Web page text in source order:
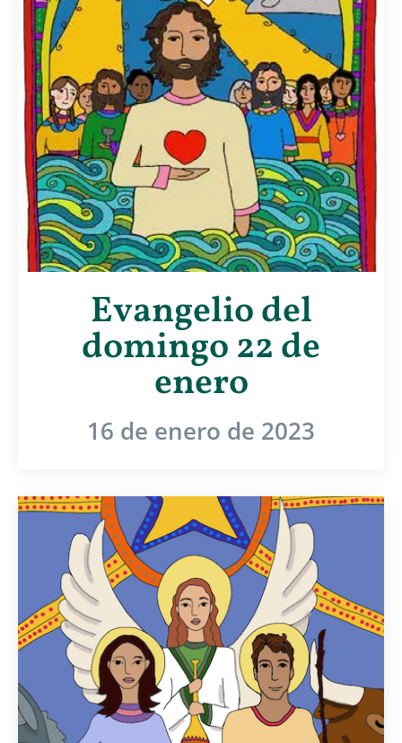
Evangelio del
domingo 22 de
enero
16 de enero de 2023